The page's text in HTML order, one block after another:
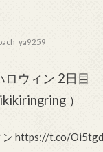
ウィン 2日目
）
ン https://t.co/